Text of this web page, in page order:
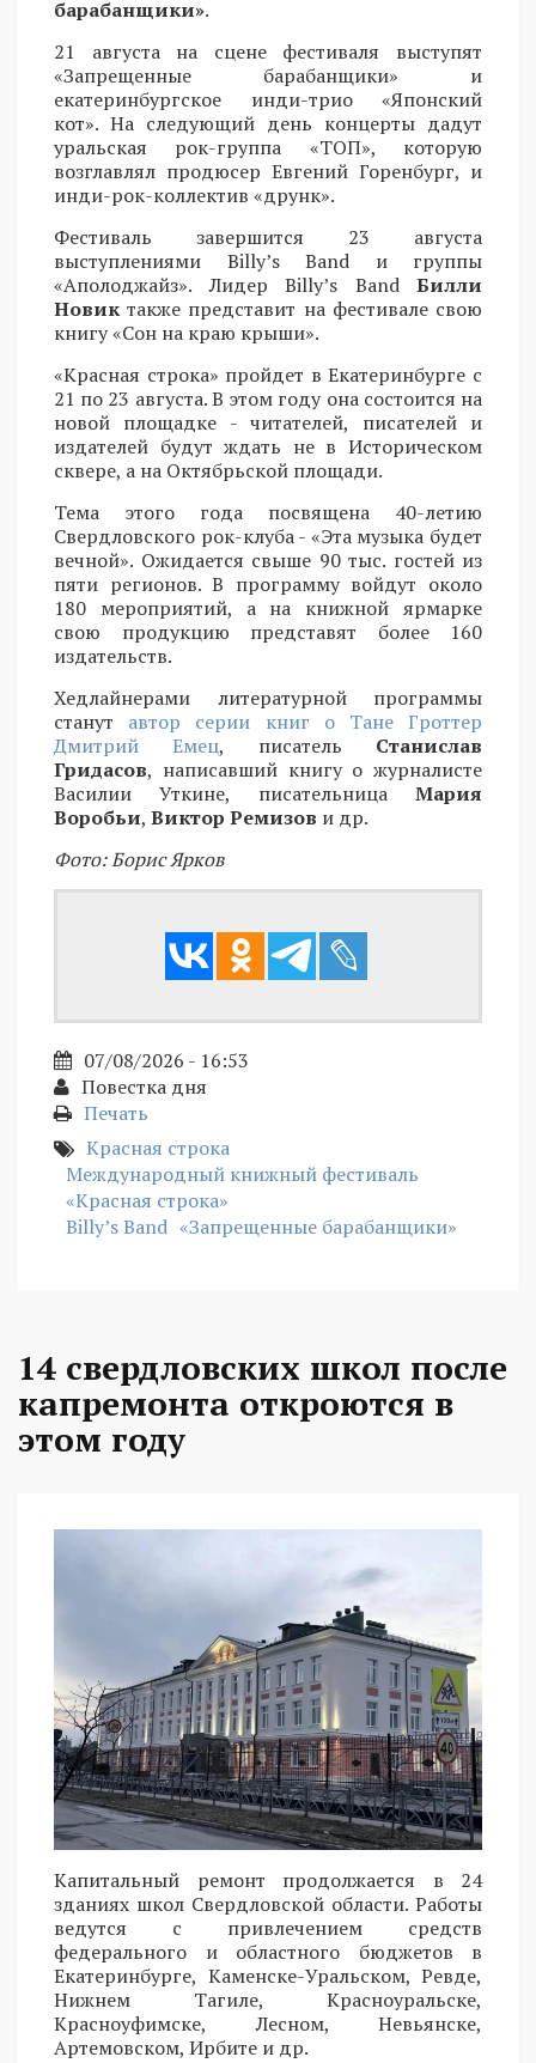
барабанщики».
21 августа на сцене фестиваля выступят
«Запрещенные барабанщики» и
екатеринбургское инди-трио «Японский
кот». На следующий день концерты дадут
уральская рок-группа «ТОП», которую
возглавлял продюсер Евгений Горенбург, и
инди-рок-коллектив «друнк».
Фестиваль завершится 23 августа
выступлениями Billy’s Band и группы
«Аполоджайз». Лидер Billy’s Band Билли
Новик также представит на фестивале свою
книгу «Сон на краю крыши».
«Красная строка» пройдет в Екатеринбурге с
21 по 23 августа. В этом году она состоится на
новой площадке - читателей, писателей и
издателей будут ждать не в Историческом
сквере, а на Октябрьской площади.
Тема этого года посвящена 40-летию
Свердловского рок-клуба - «Эта музыка будет
вечной». Ожидается свыше 90 тыс. гостей из
пяти регионов. В программу войдут около
180 мероприятий, а на книжной ярмарке
свою продукцию представят более 160
издательств.
Хедлайнерами литературной программы
станут автор серии книг о Тане Гроттер
Дмитрий Емец, писатель Станислав
Гридасов, написавший книгу о журналисте
Василии Уткине, писательница Мария
Воробьи, Виктор Ремизов и др.
Фото: Борис Ярков
07/08/2026 - 16:53
Повестка дня
Печать
Красная строка
Международный книжный фестиваль
«Красная строка»
Billy’s Band «Запрещенные барабанщики»
14 свердловских школ после
капремонта откроются в
этом году
Капитальный ремонт продолжается в 24
зданиях школ Свердловской области. Работы
ведутся с привлечением средств
федерального и областного бюджетов в
Екатеринбурге, Каменске-Уральском, Ревде,
Нижнем Тагиле, Красноуральске,
Красноуфимске, Лесном, Невьянске,
Артемовском, Ирбите и др.